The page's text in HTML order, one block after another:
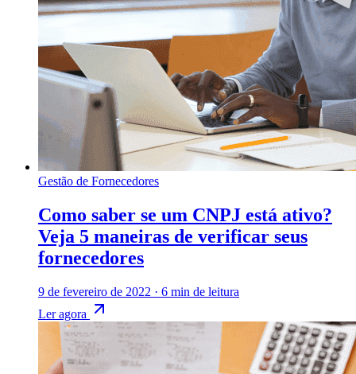
Gestão de Fornecedores
Como saber se um CNPJ está ativo?
Veja 5 maneiras de verificar seus
fornecedores
9 de fevereiro de 2022 · 6 min de leitura
Ler agora